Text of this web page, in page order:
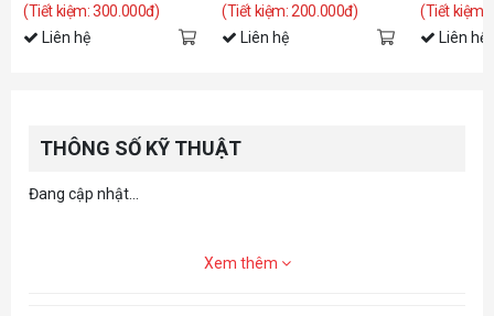
(Tiết kiệm: 300.000đ)
Liên hệ
(Tiết kiệm: 200.000đ)
Liên hệ
(Tiết kiệm:
Liên hệ
THÔNG SỐ KỸ THUẬT
Đang cập nhật...
Xem thêm